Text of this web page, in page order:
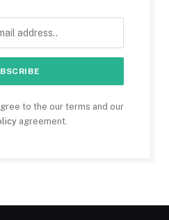
to the our terms and our
agreement.